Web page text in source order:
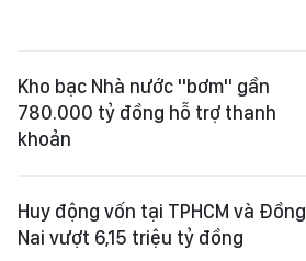
Kho bạc Nhà nước "bơm" gần
780.000 tỷ đồng hỗ trợ thanh
khoản
Huy động vốn tại TPHCM và Đồng
Nai vượt 6,15 triệu tỷ đồng